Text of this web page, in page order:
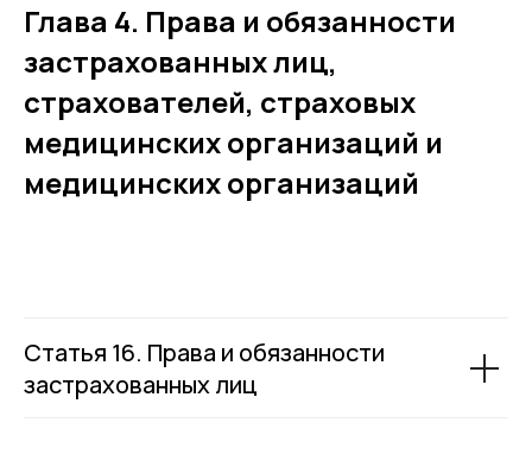
Глава 4. Права и обязанности
застрахованных лиц,
страхователей, страховых
медицинских организаций и
медицинских организаций
Статья 16. Права и обязанности
застрахованных лиц